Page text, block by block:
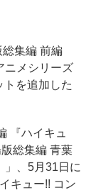
集編 前編
ニメシリーズ
を追加した
『ハイキュ
総集編 青葉
」、5月31日に
キュー!! コン